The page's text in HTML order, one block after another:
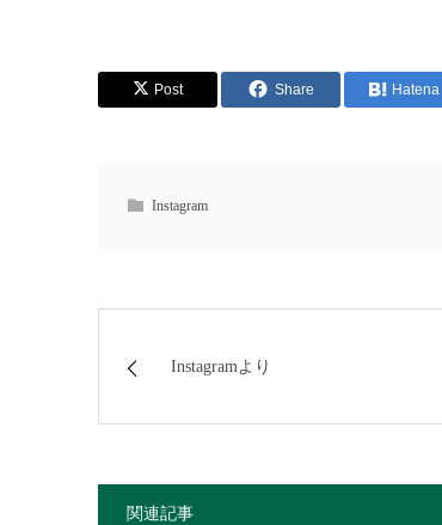
Post Share Hatena
Instagram
Instagramより
関連記事